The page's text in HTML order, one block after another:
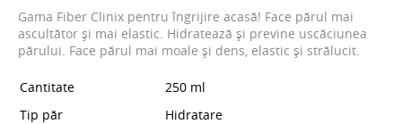
Gama Fiber Clinix pentru îngrijire acasă! Face părul mai
ascultător și mai elastic. Hidratează și previne uscăciunea
părului. Face părul mai moale și dens, elastic și strălucit.
Cantitate
250 ml
Tip păr
Hidratare